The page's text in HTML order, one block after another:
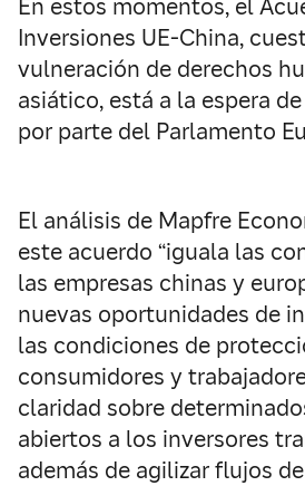
En estos momentos, el
Inversiones UE-China,
vulneración de derechos
asiático, está a la espera
por parte del Parlamento
El análisis de Mapfre
este acuerdo “iguala las
las empresas chinas y
nuevas oportunidades de
las condiciones de
consumidores y
claridad sobre
abiertos a los inversores
además de agilizar flujos